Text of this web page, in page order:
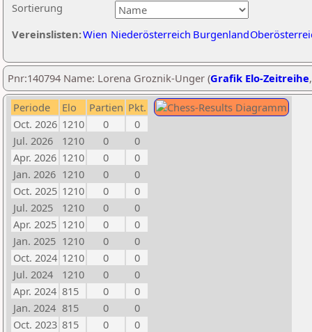
Sortierung
Vereinslisten:Wien Niederösterreich Burgenland
Pnr:140794 Name: Lorena Groznik-Unger (Grafik Elo-Zeitreihe
Periode Elo Partien Pkt.
Oct. 2026 1210 0
0
Jul. 2026
1210 0
0
Apr. 2026 1210 0
0
Jan. 2026 1210 0
0
Oct. 2025 1210 0
0
Jul. 2025
1210 0
0
Apr. 2025 1210 0
0
Jan. 2025 1210 0
0
Oct. 2024 1210 0
0
Jul. 2024
1210 0
0
Apr. 2024 815 0
0
Jan. 2024 815 0
0
Oct. 2023 815 0
0